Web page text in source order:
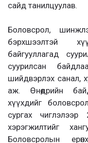
сайд танилцуулав.
Боловсрол,
бэрхшээлтэй
байгууллагад
суурилсан
шийдвэрлэх санал,
аж. Өнөөдрийн
хүүхдийг
сургах
хэрэгжилтийг
Боловсролын